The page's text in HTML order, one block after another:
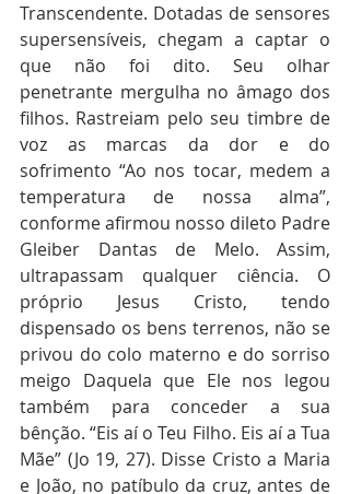
Transcendente. Dotadas de sensores
supersensíveis, chegam a captar o
que não foi dito. Seu olhar
penetrante mergulha no âmago dos
filhos. Rastreiam pelo seu timbre de
voz as marcas da dor e do
sofrimento “Ao nos tocar, medem a
temperatura de nossa alma”,
conforme afirmou nosso dileto Padre
Gleiber Dantas de Melo. Assim,
ultrapassam qualquer ciência. O
próprio Jesus Cristo, tendo
dispensado os bens terrenos, não se
privou do colo materno e do sorriso
meigo Daquela que Ele nos legou
também para conceder a sua
bênção. “Eis aí o Teu Filho. Eis aí a Tua
Mãe” (Jo 19, 27). Disse Cristo a Maria
e João, no patíbulo da cruz, antes de